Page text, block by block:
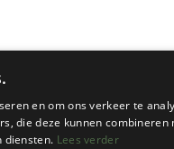
en om ons verkeer te
die deze kunnen
diensten. Lees verder